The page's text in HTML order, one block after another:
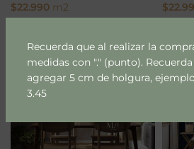
Recuerda que al realizar la
medidas con "." (punto).
agregar 5 cm de holgura,
3.45
$22.990 m2 $